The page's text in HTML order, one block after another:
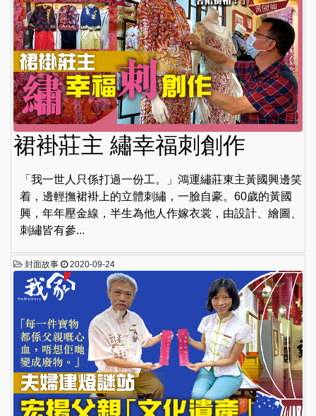
裙褂莊主 繡幸福刺創作
「我一世人只係打過一份工。」鴻運繡莊東主黃國興邊笑
着，邊輕撫裙褂上的立體刺繡，一臉自豪。60歲的黃國
興，年年壓金線，半生為他人作嫁衣裳，由設計、繪圖、
刺繡皆有參...
封面故事 2020-09-24